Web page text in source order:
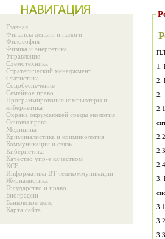
Главная
Финансы деньги и налоги
Философия
Физика и энергетика
Управление
Схемотехника
Стратегический менеджмент
Статистика
Соцобеспечение
Семейное право
Программирование компьютеры и
кибернетика
Охрана окружающей среды экология
Основы права
Медицина
Криминалистика и криминология
Коммуникации и связь
Кибернетика
Качество упр-е качеством
КСЕ
Информатика ВТ телекоммуникации
Журналистика
Государство и право
Биографии
Банковское дело
Карта сайта
1.
2.
2.